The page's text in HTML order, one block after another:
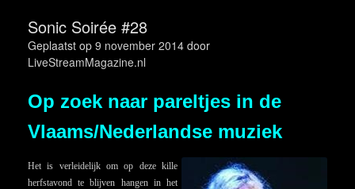
Sonic Soirée #28
Geplaatst op 9 november 2014 door
LiveStreamMagazine.nl
Op zoek naar pareltjes in de
Vlaams/Nederlandse muziek
Het is verleidelijk om op deze kille
herfstavond te blijven hangen in het